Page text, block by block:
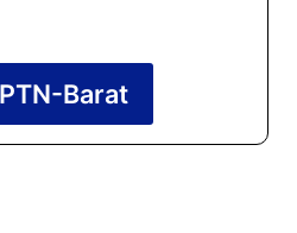
Barat